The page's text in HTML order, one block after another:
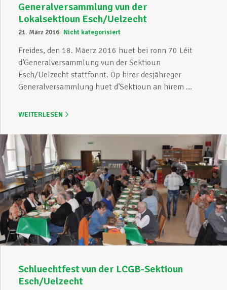
Generalversammlung vun der
Lokalsektioun Esch/Uelzecht
21. März 2016 Nicht kategorisiert
Freides, den 18. Mäerz 2016 huet bei ronn 70 Léit
d’Generalversammlung vun der Sektioun
Esch/Uelzecht stattfonnt. Op hirer desjähreger
Generalversammlung huet d’Sektioun an hirem ...
WEITERLESEN
Schluechtfest vun der LCGB-Sektioun
Esch/Uelzecht